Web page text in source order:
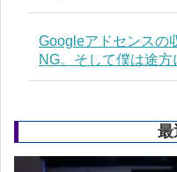
Googleアドセンスの
NG。そして僕は途方
最